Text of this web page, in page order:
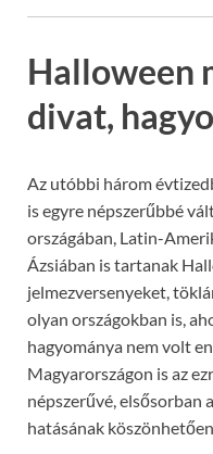
Halloween
divat,
Az utóbbi három
is egyre népszerűbbé
országában, Latin-
Ázsiában is tartanak
jelmezversenyeket,
olyan országokban is,
hagyománya nem volt
Magyarországon is az
népszerűvé, elsősorban
hatásának köszönhetően.